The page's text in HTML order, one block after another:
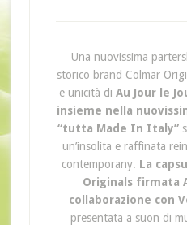
Una nuovissima
storico brand Colmar
e unicità diAu Jour le
insieme nella
“tutta Made In Italy”
un’insolita e raffinata
contemporany. La
Originals firmata
collaborazione con
presentata a suon di